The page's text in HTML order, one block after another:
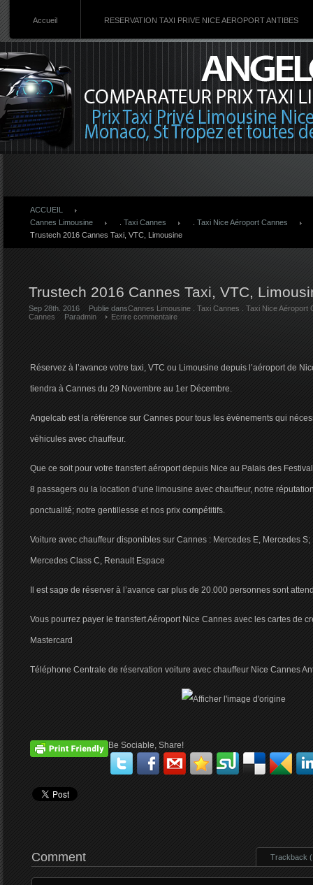
Accueil RESERVATION TAXI PRIVE NICE AEROPORT ANTIBES
ACCUEIL
Cannes Limousine
Taxi Cannes Taxi Nice Aéroport Cannes
Trustech 2016 Cannes Taxi, VTC, Limousine
Trustech 2016 Cannes Taxi, VTC,
Sep 28th. 2016 Publie dansCannes Limousine Taxi Cannes
Taxi Nice Aéroport
Cannes
Paradmin Ecrire commentaire
Réservez à l’avance votre taxi, VTC ou Limousine depuis l’aéroport de
tiendra à Cannes du 29 Novembre au 1er Décembre.
Angelcab est la référence sur Cannes pour tous les évènements qui
véhicules avec chauffeur.
Que ce soit pour votre transfert aéroport depuis Nice au Palais des
8 passagers ou la location d’une limousine avec chauffeur, notre
ponctualité; notre gentillesse et nos prix compétitifs.
Voiture avec chauffeur disponibles sur Cannes : Mercedes E, Mercedes
Mercedes Class C, Renault Espace
Il est sage de réserver à l’avance car plus de 20.000 personnes sont
Vous pourrez payer le transfert Aéroport Nice Cannes avec les cartes de
Mastercard
Téléphone Centrale de réservation voiture avec chauffeur Nice Cannes
Be Sociable, Share!
Comment Trackback